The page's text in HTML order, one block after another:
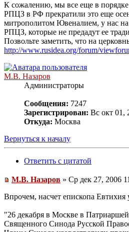
К сожалению, мы все еще в
РПЦЗ в РФ прекратили это еще
митрополитом Ювеналием, у нас на
РПЦЗ, которые не предадут ее
Позвольте заметить, что на
http://www.rusidea.org/forum/
М.В. Назаров
Администраторы
Сообщения: 7247
Зарегистрирован: Вс окт 01,
Откуда: Москва
Вернуться к началу
Ответить с цитатой
М.В. Назаров » Ср дек 27, 2006
Впрочем, насчет епископа
"26 декабря в Москве в
Священного Синода Русской